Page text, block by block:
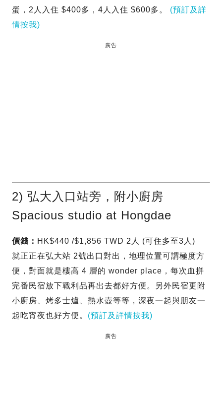
蛋，2人入住 $400多，4人入住 $600多。
(預訂及詳
情按我)
廣告
2) 弘大入口站旁，附小廚房
Spacious studio at Hongdae
價錢： HK$440 /$1,856 TWD 2人 (可住多至3人)
就正正在弘大站 2號出口對出，地理位置可謂極度方
便，對面就是樓高 4 層的 wonder place，每次血拼
完番民宿放下戰利品再出去都好方便。另外民宿更附
小廚房、烤多士爐、熱水壺等等，深夜一起與朋友一
起吃宵夜也好方便。 (預訂及詳情按我)
廣告